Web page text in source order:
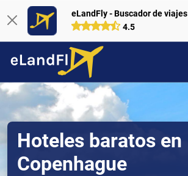
eLandFly - Buscador de viajes
4.5
Hoteles baratos en
Copenhague